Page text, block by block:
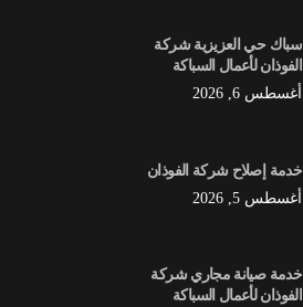
سباك حي العزيزية شركة
الفوذان لأعمال السباكة
أغسطس 6, 2026
خدمة إصلاح شركة الفوذان
أغسطس 5, 2026
خدمة صيانة مجاري شركة
الفوذان لأعمال السباكة